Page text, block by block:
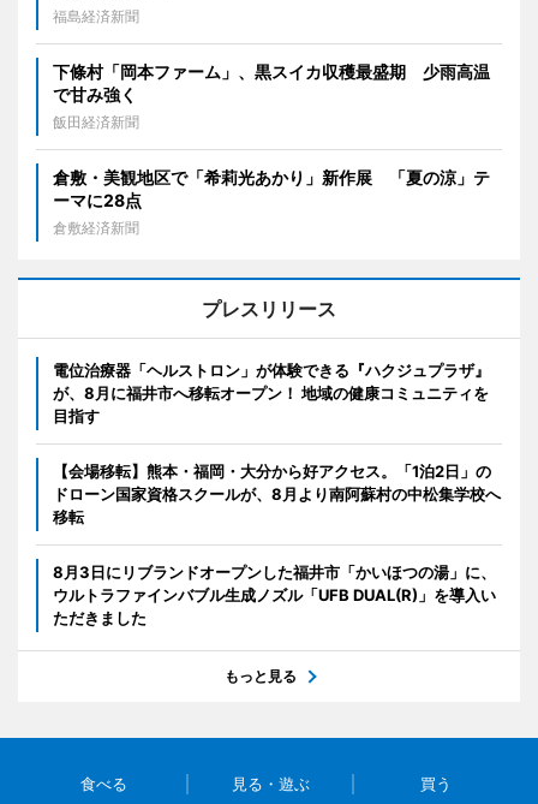
福島経済新聞
下條村「岡本ファーム」、黒スイカ収穫最盛期 少雨高温
で甘み強く
飯田経済新聞
倉敷・美観地区で「希莉光あかり」新作展 「夏の涼」テ
ーマに28点
倉敷経済新聞
プレスリリース
電位治療器「ヘルストロン」が体験できる『ハクジュプラザ』
が、8月に福井市へ移転オープン！ 地域の健康コミュニティを
目指す
【会場移転】熊本・福岡・大分から好アクセス。「1泊2日」の
ドローン国家資格スクールが、8月より南阿蘇村の中松集学校へ
移転
8月3日にリブランドオープンした福井市「かいほつの湯」に、
ウルトラファインバブル生成ノズル「UFB DUAL(R)」を導入い
ただきました
もっと見る
食べる 見る・遊ぶ 買う